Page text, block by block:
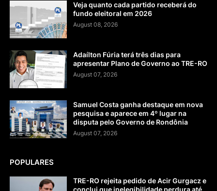
Veja quanto cada partido receberá do
fundo eleitoral em 2026
August 08, 2026
Adaílton Fúria terá três dias para
apresentar Plano de Governo ao TRE-RO
August 07, 2026
Samuel Costa ganha destaque em nova
pesquisa e aparece em 4º lugar na
disputa pelo Governo de Rondônia
August 07, 2026
POPULARES
TRE-RO rejeita pedido de Acir Gurgacz e